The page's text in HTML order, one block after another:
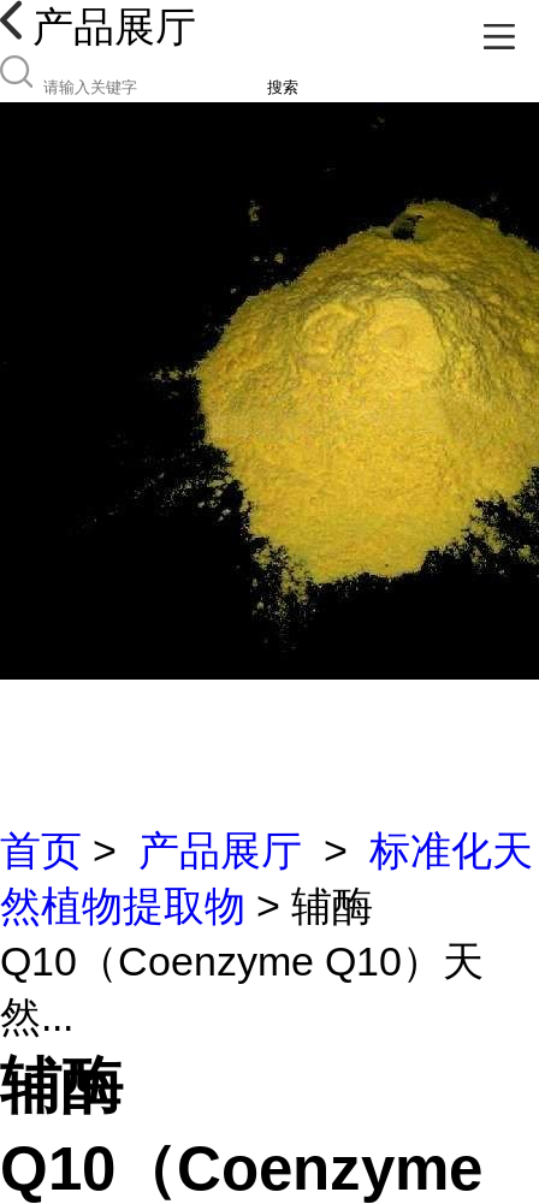
产品展厅
搜索
首页 > 产品展厅 > 标准化天
然植物提取物 > 辅酶
Q10（Coenzyme Q10）天
然...
辅酶
Q10（Coenzyme